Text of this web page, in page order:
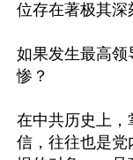
位存在著极其深
如果发生最高领
惨？
在中共历史上
信，往往也是党